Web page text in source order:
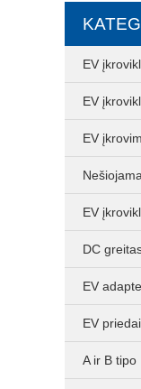
EV
EV
EV
EV
DC
EV
EV priedai
A ir B tipo